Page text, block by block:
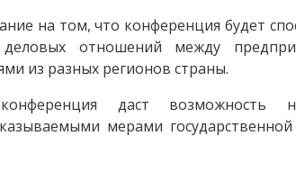
на том, что конференция будет
отношений между
из разных регионов страны.
даст возможность
мерами